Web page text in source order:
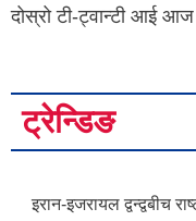
ट्रेन्डिङ
इरान-इजरायल द्वन्द्वबीच
दोस्रो टी-ट्वान्टी आई